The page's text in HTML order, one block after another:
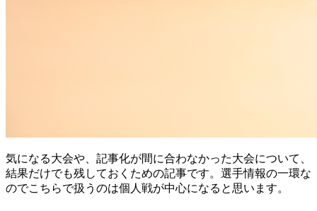
気になる大会や、記事化が間に合わなかった大会について、
結果だけでも残しておくための記事です。選手情報の一環な
のでこちらで扱うのは個人戦が中心になると思います。